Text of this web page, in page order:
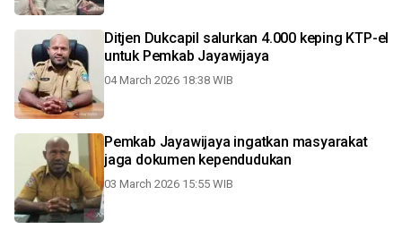
Ditjen Dukcapil salurkan 4.000 keping KTP-el
untuk Pemkab Jayawijaya
04 March 2026 18:38 WIB
Pemkab Jayawijaya ingatkan masyarakat
jaga dokumen kependudukan
03 March 2026 15:55 WIB